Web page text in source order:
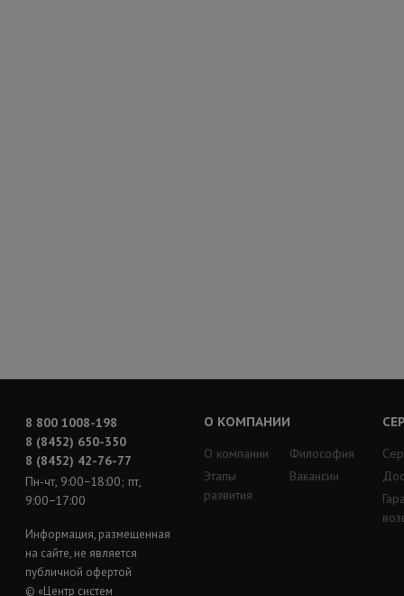
8 800 1008-198
8 (8452) 650-350
8 (8452) 42-76-77
Пн-чт, 9:00−18:00; пт,
9:00−17:00
Информация, размещенная
на сайте, не является
публичной офертой
© «Центр систем
О КОМПАНИИ
О компании
Этапы
развития
Философия
Вакансии